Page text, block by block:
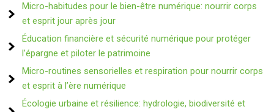
Micro-habitudes pour le bien-être numérique: nourrir corps
et esprit jour après jour
Éducation financière et sécurité numérique pour protéger
l’épargne et piloter le patrimoine
Micro-routines sensorielles et respiration pour nourrir corps
et esprit à l’ère numérique
Écologie urbaine et résilience: hydrologie, biodiversité et